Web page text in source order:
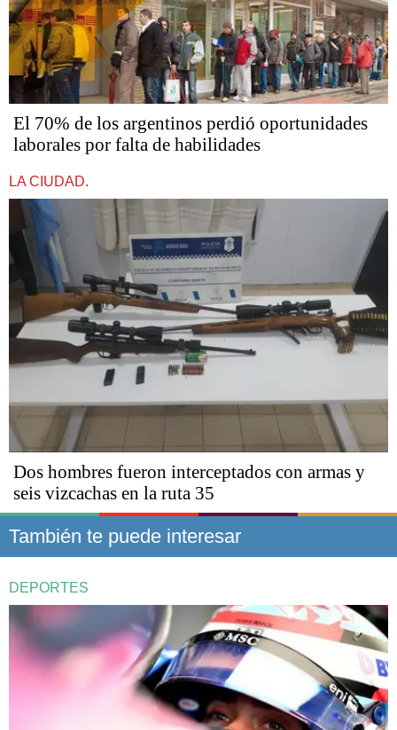
El 70% de los argentinos perdió oportunidades
laborales por falta de habilidades
LA CIUDAD.
Dos hombres fueron interceptados con armas y
seis vizcachas en la ruta 35
También te puede interesar
DEPORTES